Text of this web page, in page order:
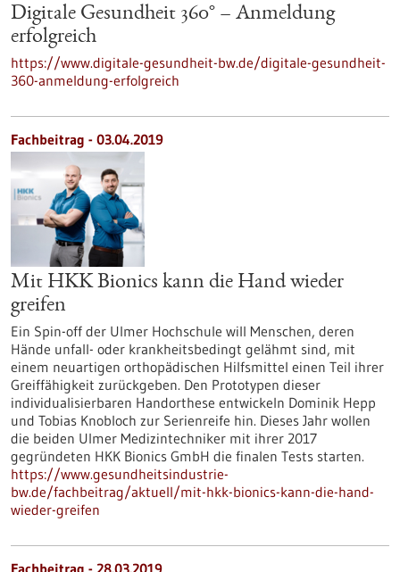
Digitale Gesundheit 360° – Anmeldung
erfolgreich
https://www.digitale-gesundheit-bw.de/digitale-gesundheit-
360-anmeldung-erfolgreich
Fachbeitrag - 03.04.2019
Mit HKK Bionics kann die Hand wieder
greifen
Ein Spin-off der Ulmer Hochschule will Menschen, deren
Hände unfall- oder krankheitsbedingt gelähmt sind, mit
einem neuartigen orthopädischen Hilfsmittel einen Teil ihrer
Greiffähigkeit zurückgeben. Den Prototypen dieser
individualisierbaren Handorthese entwickeln Dominik Hepp
und Tobias Knobloch zur Serienreife hin. Dieses Jahr wollen
die beiden Ulmer Medizintechniker mit ihrer 2017
gegründeten HKK Bionics GmbH die finalen Tests starten.
https://www.gesundheitsindustrie-
bw.de/fachbeitrag/aktuell/mit-hkk-bionics-kann-die-hand-
wieder-greifen
Fachbeitrag - 28.03.2019